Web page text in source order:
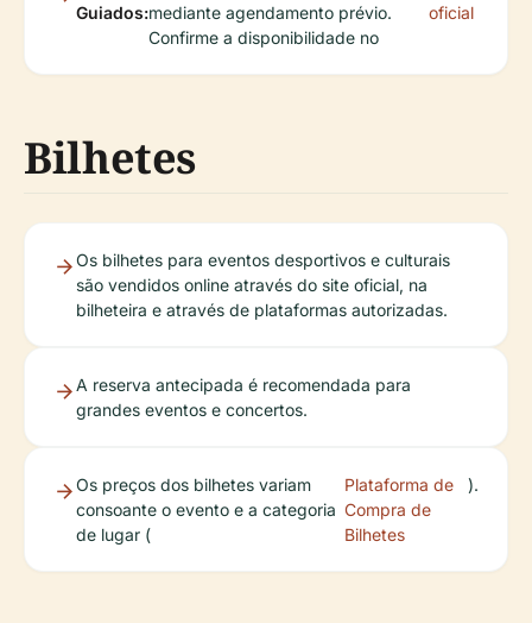
Guiados:mediante agendamento prévio.
Confirme a disponibilidade no
oficial
Bilhetes
Os bilhetes para eventos desportivos e culturais
são vendidos online através do site oficial, na
bilheteira e através de plataformas autorizadas.
A reserva antecipada é recomendada para
grandes eventos e concertos.
Os preços dos bilhetes variam
consoante o evento e a categoria
de lugar (
Plataforma de
Compra de
Bilhetes
).